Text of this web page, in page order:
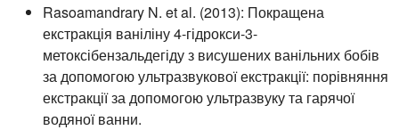
Rasoamandrary N. et al. (2013): Покращена
екстракція ваніліну 4-гідрокси-3-
метоксібензальдегіду з висушених ванільних бобів
за допомогою ультразвукової екстракції: порівняння
екстракції за допомогою ультразвуку та гарячої
водяної ванни.